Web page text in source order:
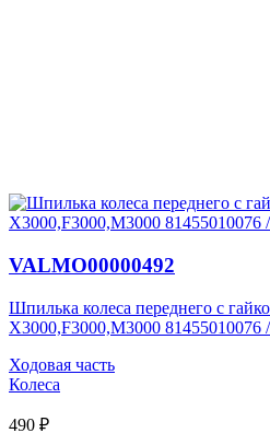
VALMO00000492
Шпилька колеса переднего с
X3000,F3000,M3000
Ходовая часть
Колеса
490 ₽